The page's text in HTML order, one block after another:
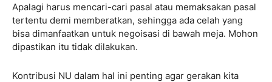
Apalagi harus mencari-cari pasal atau memaksakan pasal
tertentu demi memberatkan, sehingga ada celah yang
bisa dimanfaatkan untuk negoisasi di bawah meja. Mohon
dipastikan itu tidak dilakukan.
Kontribusi NU dalam hal ini penting agar gerakan kita